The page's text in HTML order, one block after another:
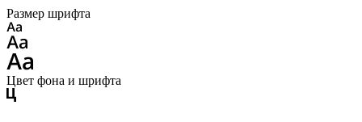
Размер шрифта
Цвет фона и шрифта